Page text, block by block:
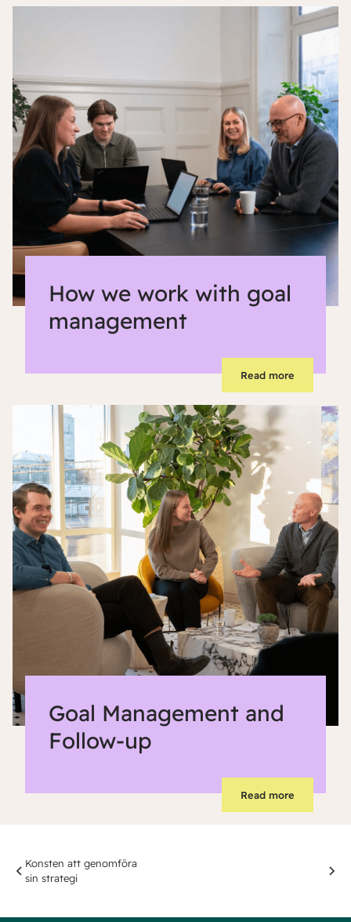
How we work with goal
management
Read more
Goal Management and
Follow-up
Read more
Konsten att genomföra
sin strategi